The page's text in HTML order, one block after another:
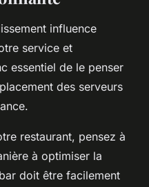
influence
service et
essentiel de le penser
des serveurs
restaurant, pensez à
à optimiser la
doit être facilement